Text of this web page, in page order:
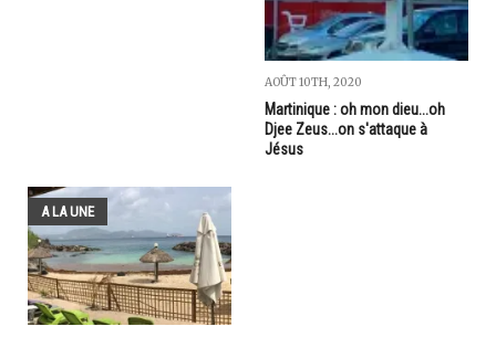
AOÛT 10TH, 2020
Martinique : oh mon dieu...oh
Djee Zeus...on s'attaque à
Jésus
A LA UNE